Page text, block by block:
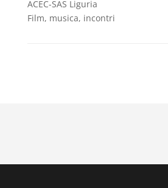
ACEC-SAS Liguria
Film, musica, incontri